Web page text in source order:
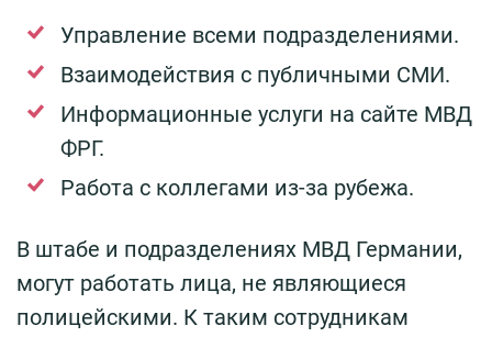
Управление всеми подразделениями.
Взаимодействия с публичными СМИ.
Информационные услуги на сайте МВД
ФРГ.
Работа с коллегами из-за рубежа.
В штабе и подразделениях МВД Германии,
могут работать лица, не являющиеся
полицейскими. К таким сотрудникам